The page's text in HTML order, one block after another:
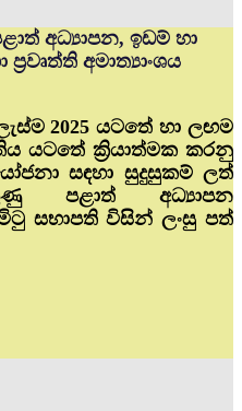
අධ්‍යාපන, ඉඩම් හා
අමාත්‍යාංශය
2025 යටතේ හා ලඟම
යටතේ ක්‍රියාත්මක කරනු
සඳහා සුදුසුකම් ලත්
පළාත් අධ්‍යාපන
සභාපති විසින් ලංසු පත්